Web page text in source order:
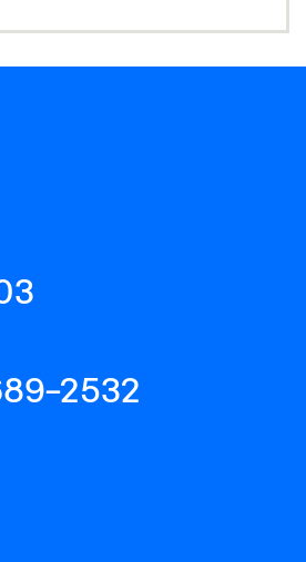
2532